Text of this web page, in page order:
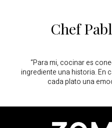
Chef
“Para mi, cocinar es
ingrediente una historia. En
cada plato una